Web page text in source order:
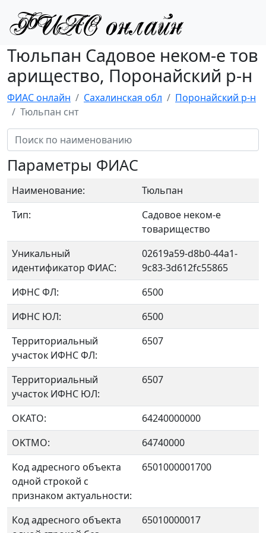
Тюльпан Садовое неком-е тов
арищество, Поронайский р-н
ФИАС онлайн Сахалинская обл
Поронайский р-н
Тюльпан снт
Параметры ФИАС
Наименование:
Тюльпан
Тип:
Садовое неком-е
товарищество
Уникальный
идентификатор ФИАС:
02619a59-d8b0-44a1-
9c83-3d612fc55865
ИФНС ФЛ:
6500
ИФНС ЮЛ:
6500
Территориальный
участок ИФНС ФЛ:
6507
Территориальный
участок ИФНС ЮЛ:
6507
ОКАТО:
64240000000
OKTMO:
64740000
Код адресного объекта
одной строкой с
признаком актуальности:
6501000001700
Код адресного объекта
65010000017